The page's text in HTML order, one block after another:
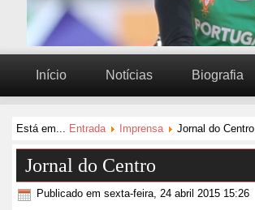
Início Notícias Biografia
Está em... Entrada Imprensa Jornal do Centro
Jornal do Centro
Publicado em sexta-feira, 24 abril 2015 15:26